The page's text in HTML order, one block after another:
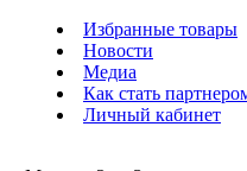
Избранные товары
Новости
Медиа
Как стать
Личный кабинет